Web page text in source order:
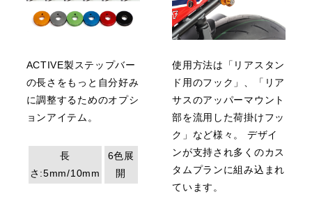
ACTIVE製ステップバー
の長さをもっと自分好み
に調整するためのオプシ
ョンアイテム。
長
さ:5mm/10mm
6色展
開
使用方法は「リアスタン
ド用のフック」、「リア
サスのアッパーマウント
部を流用した荷掛けフッ
ク」など様々。 デザイ
ンが支持され多くのカス
タムプランに組み込まれ
ています。